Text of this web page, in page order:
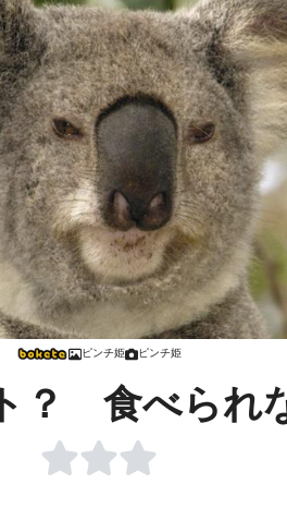
ピンチ姫 ピンチ姫
？ 食べられ